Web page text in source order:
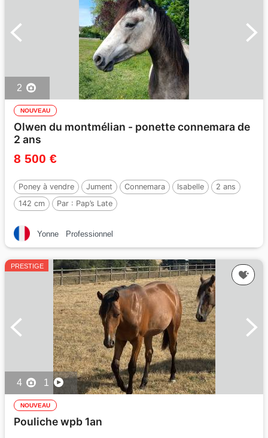
2
NOUVEAU
Olwen du montmélian - ponette connemara de
2 ans
8 500 €
Poney à vendre Jument Connemara Isabelle
2 ans
142 cm
Par : Pap’s Late
Yonne Professionnel
PRESTIGE
4 1
NOUVEAU
Pouliche wpb 1an